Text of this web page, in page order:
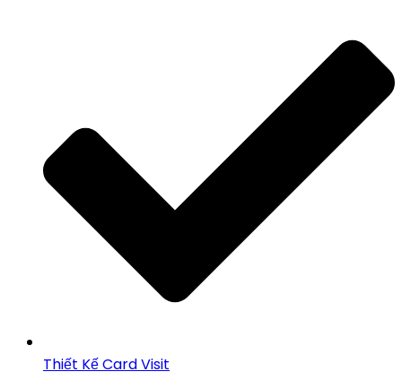
Thiết Kế Card Visit